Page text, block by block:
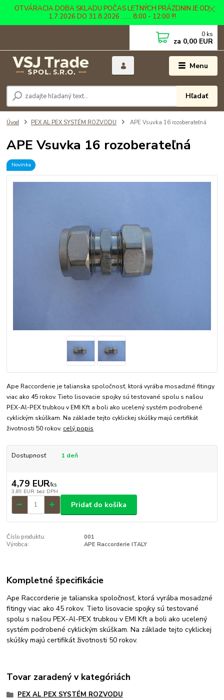
OTVÁRACIA DOBA SKLADU POČAS LETNÝCH PRÁZDNIN JE OD
1.7.2026 DO 31.8.2026 ....... 8:00 - 12:00 !!!
Menu
Hľadať
0 ks
za 0,00 EUR
Úvod PEX AL PEX SYSTÉM ROZVODU APE Vsuvka 16 rozoberateľná
APE Vsuvka 16 rozoberateľná
Novinka
Ape Raccorderie je talianska spoločnosť, ktorá vyrába mosadzné fitingy
viac ako 45 rokov. Tieto lisovacie spojky sú testované spolu s našou
PEX-Al-PEX trubkou v EMI Kft a boli ako ucelený systém podrobené
cyklickým skúškam. Na základe tejto cyklickej skúšky majú certifikát
životnosti 50 rokov. celý popis
Dostupnosť 1 deň
4,79 EUR/ks
3,89 EUR bez DPH
Pridať do košíka
Číslo produktu:
001
Výrobca:
APE Raccorderie ITALY
Kompletné špecifikácie
Ape Raccorderie je talianska spoločnosť, ktorá vyrába mosadzné
fitingy viac ako 45 rokov. Tieto lisovacie spojky sú testované
spolu s našou PEX-Al-PEX trubkou v EMI Kft a boli ako ucelený
systém podrobené cyklickým skúškam. Na základe tejto cyklickej
skúšky majú certifikát životnosti 50 rokov.
Tovar zaradený v kategóriách
PEX AL PEX SYSTÉM ROZVODU